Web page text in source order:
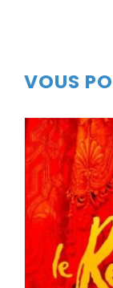
VOUS